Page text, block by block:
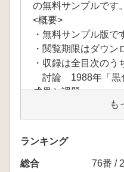
の無料サンプルです。
<概要>
・無料サンプル版で
・閲覧期限はダウ
・収録は全目次のう
討論 1988年「黒
成果と課題
電子化日: 2012年 5
印 刷: 不 可
目 次: あ り(しおりも
文字検索: 可能(コピ
元データ: 図書現物
も
ランキング
総合
76番 /